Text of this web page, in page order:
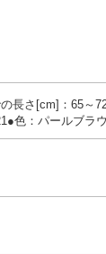
長さ[cm]：65～
色：パールブラ